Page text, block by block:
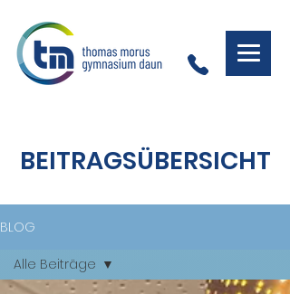
BEITRAGSÜBERSICHT
BLOG
Alle Beiträge